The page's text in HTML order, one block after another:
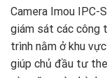
Camera Imou IPC-
giám sát các công
trình nằm ở khu
giúp chủ đầu tư